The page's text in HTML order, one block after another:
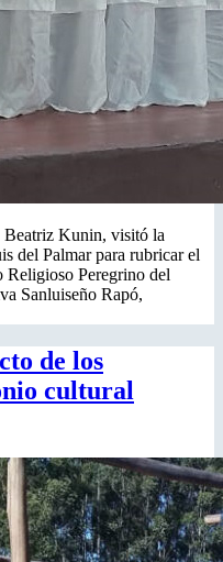
Beatriz Kunin, visitó la
del Palmar para rubricar el
Religioso Peregrino del
Sanluiseño Rapó,
de los
cultural